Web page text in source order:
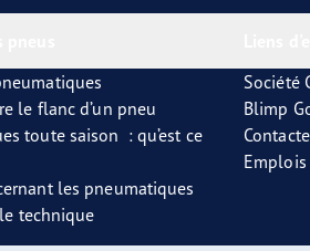
le flanc d’un pneu
toute saison : qu’est ce
les pneumatiques
technique
Société
Blimp
Emplois